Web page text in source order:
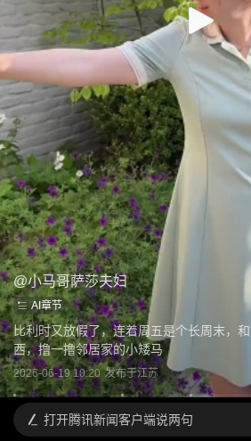
@小马哥萨莎夫妇
AI章节
比利时又放假了，连着周五是个长周末，
西，撸一撸邻居家的小矮马
2026-06-19 10:20 发布于江苏
打开腾讯新闻客户端说两句